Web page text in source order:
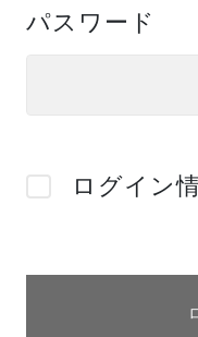
パスワード
ログイン